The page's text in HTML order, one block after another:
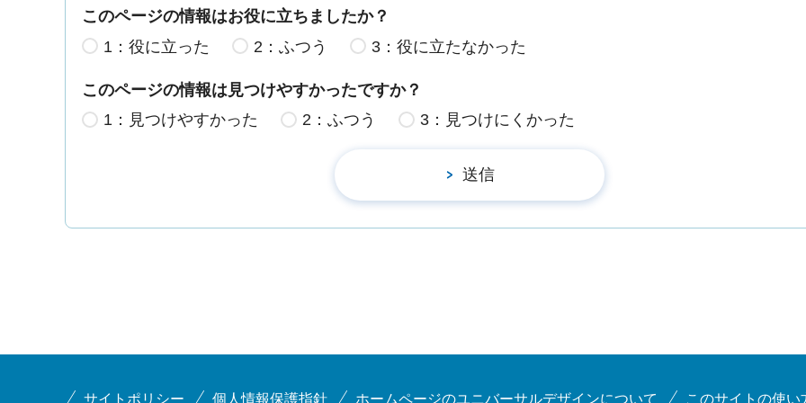
このページの情報はお役に立ちましたか？
1：役に立った
2：ふつう 3：役に立たなかった
このページの情報は見つけやすかったですか？
1：見つけやすかった
2：ふつう 3：見つけにくかった
サイトポリシー 個人情報保護指針 ホームページのユニバーサルデザインについて このサイトの使い